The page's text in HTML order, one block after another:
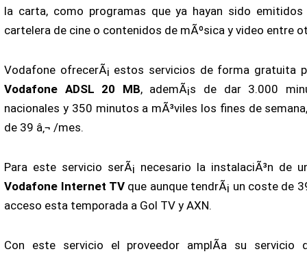
la carta, como programas que ya hayan sido
cartelera de cine o contenidos de mÃºsica y video entre
Vodafone ofrecerÃ¡ estos servicios de forma gratuita
Vodafone ADSL 20 MB, ademÃ¡s de dar 3.000
nacionales y 350 minutos a mÃ³viles los fines de
de 39 â‚¬ /mes.
Para este servicio serÃ¡ necesario la instalaciÃ³n de
Vodafone Internet TVque aunque tendrÃ¡ un coste de
acceso esta temporada a Gol TV y AXN.
Con este servicio el proveedor amplÃ­a su servicio